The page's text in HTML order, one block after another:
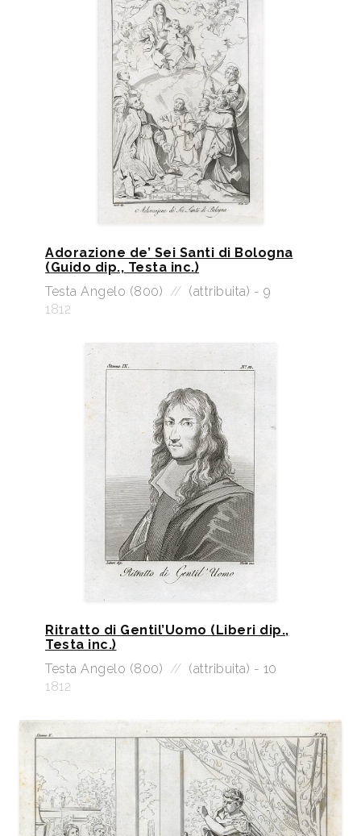
Adorazione de’ Sei Santi di Bologna
(Guido dip., Testa inc.)
Testa Angelo (800) // (attribuita) - 9
1812
Ritratto di Gentil’Uomo (Liberi dip.,
Testa inc.)
Testa Angelo (800) // (attribuita) - 10
1812